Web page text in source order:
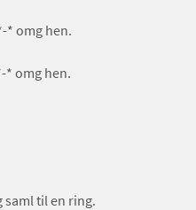
* omg hen.
* omg hen.
saml til en ring.